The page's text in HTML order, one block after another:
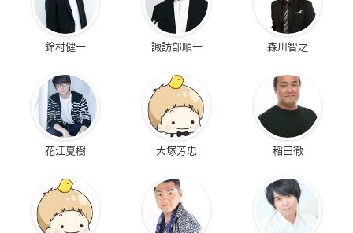
鈴村健一 諏訪部順一 森川智之
花江夏樹 大塚芳忠 稲田徹